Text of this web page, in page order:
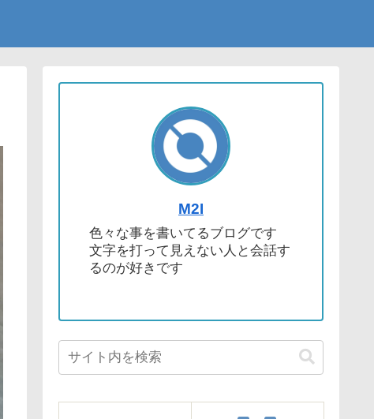
M2I
色々な事を書いてるブログです
文字を打って見えない人と会話す
るのが好きです